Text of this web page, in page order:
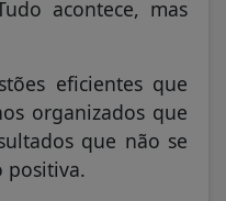
acontece, mas
eficientes que
organizados que
que não se
positiva.